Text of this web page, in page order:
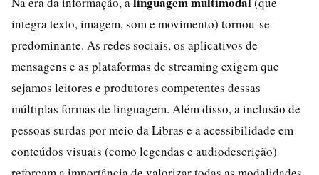
integra texto, imagem, som e movimento) tornou-se
predominante. As redes sociais, os aplicativos de
mensagens e as plataformas de streaming exigem que
sejamos leitores e produtores competentes dessas
múltiplas formas de linguagem. Além disso, a inclusão de
pessoas surdas por meio da Libras e a acessibilidade em
conteúdos visuais (como legendas e audiodescrição)